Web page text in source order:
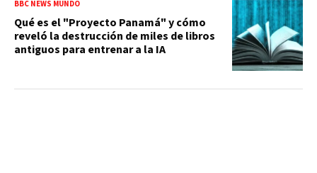
BBC NEWS MUNDO
Qué es el "Proyecto Panamá" y cómo
reveló la destrucción de miles de libros
antiguos para entrenar a la IA